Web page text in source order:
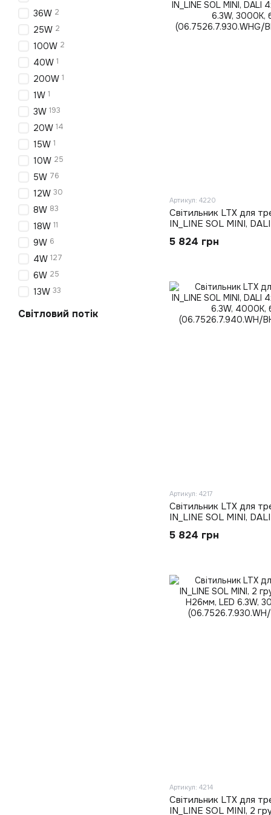
Артикул: 4220
Світильник LTX для
IN_LINE SOL MINI,
LED 6.3W, 3000K,
(06.7526.7.930.WHG/
5 824 грн
Артикул: 4217
Світильник LTX для
IN_LINE SOL MINI,
(06.7526.7.940.WH/
5 824 грн
Артикул: 4214
Світильник LTX для
IN_LINE SOL MINI, 2
36W 2
25W 2
100W 2
40W 1
200W 1
1W 1
3W 193
20W 14
15W 1
10W 25
5W 76
12W 30
8W 83
18W 11
9W 6
4W 127
6W 25
13W 33
Світловий потік